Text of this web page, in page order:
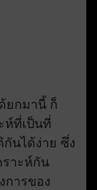
ยกมานี้ ก็
ห์ที่เป็นที่
นได้ง่าย ซึ่ง
ราะห์กัน
การของ